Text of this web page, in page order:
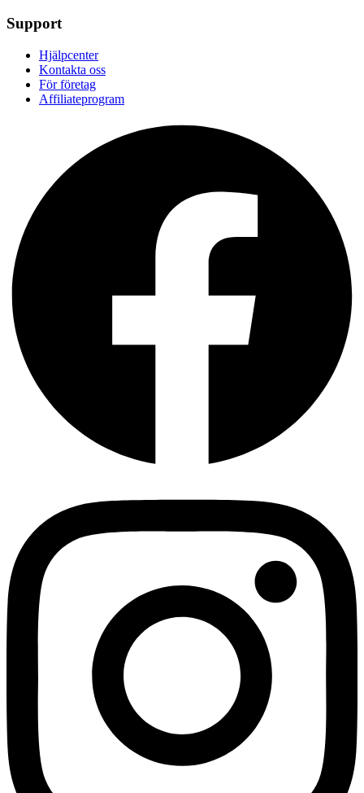
Support
Hjälpcenter
Kontakta oss
För företag
Affiliateprogram